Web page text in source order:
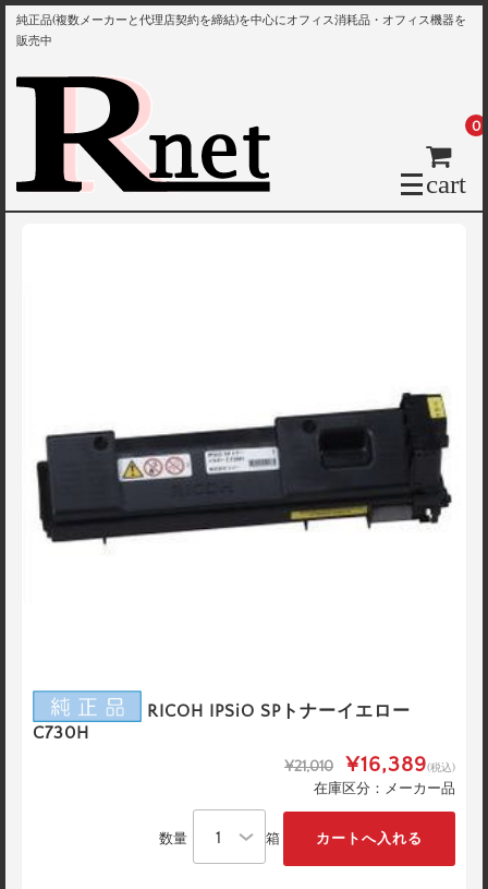
純正品(複数メーカーと代理店契約を締結)を中心にオフィス消耗品・オフィス機器を
販売中
cart
0
RICOH IPSiO SPトナーイエロー
C730H
¥21,010 ¥16,389(税込)
在庫区分：メーカー品
数量 箱